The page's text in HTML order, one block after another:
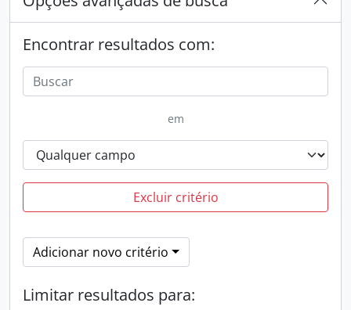
Encontrar resultados com:
em
Excluir critério
Adicionar novo critério
Limitar resultados para: